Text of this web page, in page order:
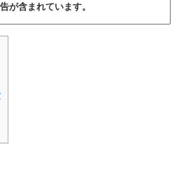
が含まれています。